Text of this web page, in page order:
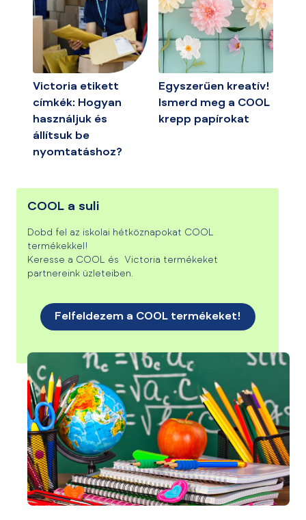
Victoria etikett
címkék: Hogyan
használjuk és
állítsuk be
nyomtatáshoz?
Egyszerűen kreatív!
Ismerd meg a COOL
krepp papírokat
COOL a suli
Dobd fel az iskolai hétköznapokat COOL
termékekkel!
Keresse a COOL és Victoria termékeket
partnereink üzleteiben.
Felfeldezem a COOL termékeket!